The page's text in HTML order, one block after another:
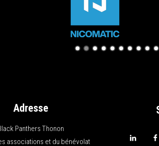
Adresse
Panthers Thonon
associations et du bénévolat